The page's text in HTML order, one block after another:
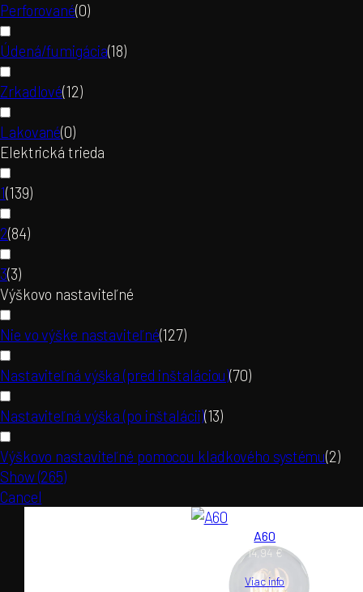
Perforované(0)
Údená/fumigácia(18)
Zrkadlové(12)
Lakované(0)
Elektrická trieda
1(139)
2(84)
3(3)
Výškovo nastaviteľné
Nie vo výške nastaviteľné(127)
Nastaviteľná výška (pred inštaláciou)(70)
Nastaviteľná výška (po inštalácii)(13)
Výškovo nastaviteľné pomocou kladkového systému(2)
Show(265)
Cancel
A60
14,94 €
Viac info